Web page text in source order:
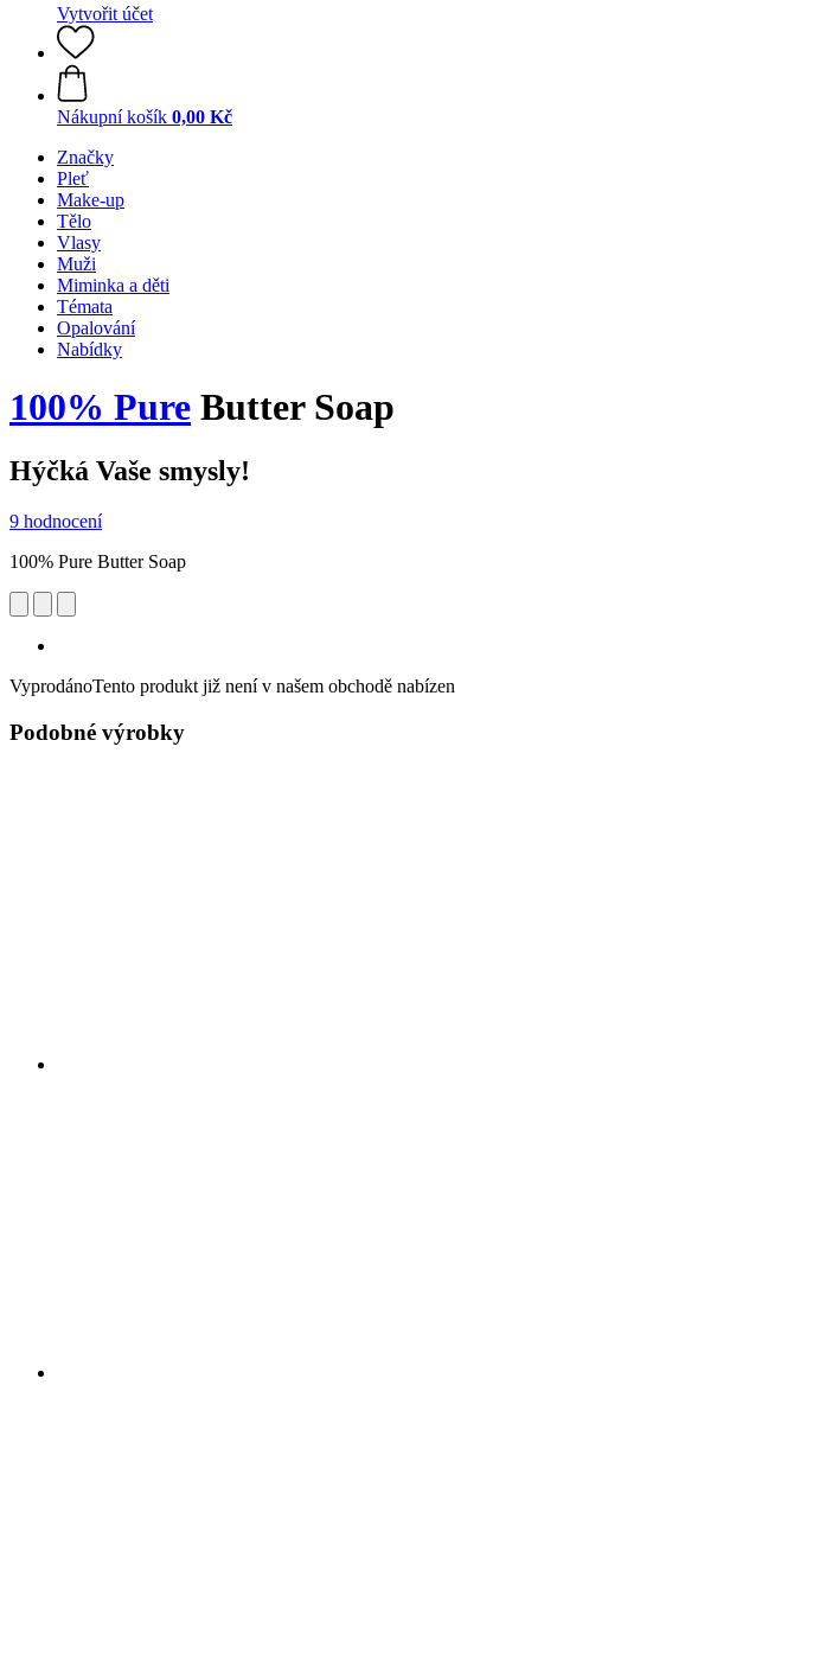
Vytvořit účet
Nákupní košík 0,00 Kč
Značky
Pleť
Make-up
Tělo
Vlasy
Muži
Miminka a děti
Témata
Opalování
Nabídky
100% Pure Butter Soap
Hýčká Vaše smysly!
9 hodnocení
100% Pure Butter Soap
VyprodánoTento produkt již není v našem obchodě nabízen
Podobné výrobky